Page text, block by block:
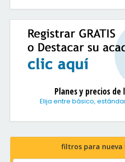
Planes y precios de
Elija entre básico,
filtros para nueva